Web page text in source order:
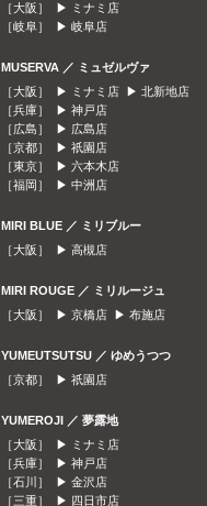
［大阪］ ▶
ミナミ店
［岐阜］ ▶ 岐阜店
MUSERVA ／ ミュゼルヴァ
［大阪］ ▶
ミナミ店 ▶ 北新地店
［兵庫］ ▶ 神戸店
［広島］ ▶ 広島店
［京都］ ▶ 祇園店
［東京］ ▶ 六本木店
［福岡］ ▶ 中洲店
MIRI BLUE ／ ミリブルー
［大阪］ ▶ 高槻店
MIRI ROUGE ／ ミリルージュ
［大阪］ ▶ 京橋店 ▶ 布施店
YUMEUTSUTSU ／ ゆめうつつ
［京都］ ▶ 祇園店
YUMEROJI ／ 夢露地
［大阪］ ▶
ミナミ店
［兵庫］ ▶ 神戸店
［石川］ ▶ 金沢店
［三重］ ▶ 四日市店